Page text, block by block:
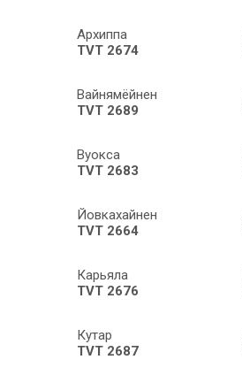
Архиппа
TVT 2674
Вайнямёйнен
TVT 2689
Вуокса
TVT 2683
Йовкахайнен
TVT 2664
Карьяла
TVT 2676
Кутар
TVT 2687